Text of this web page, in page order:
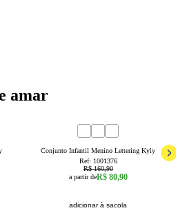
amar
Conjunto Infantil Menino Lettering Kyly
Ref: 1001376
R$ 160,90
a partir deR$ 80,90
adicionar à sacola